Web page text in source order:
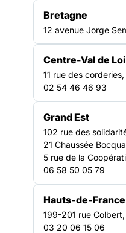
soumises au référentiel
établissements ou service
de la Haute autorité de
l’évaluation. Ce guide,
compléter l’outillage produit
TRANSVERSE
Bretagne
12 avenue Jorge
Centre-Val de
11 rue des
02 54 46 46 93
Grand Est
102 rue des
21 Chaussée
5 rue de la
06 58 50 05 79
Hauts-de-France
199-201 rue
03 20 06 15 06